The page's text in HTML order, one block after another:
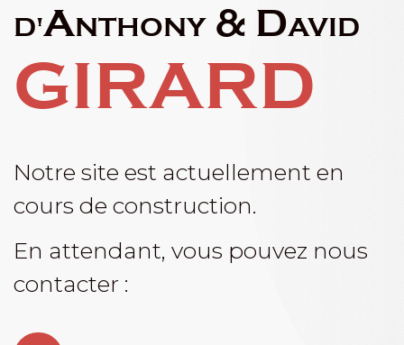
D'Anthony & David
GIRARD
Notre site est actuellement en
cours de construction.
En attendant, vous pouvez nous
contacter :